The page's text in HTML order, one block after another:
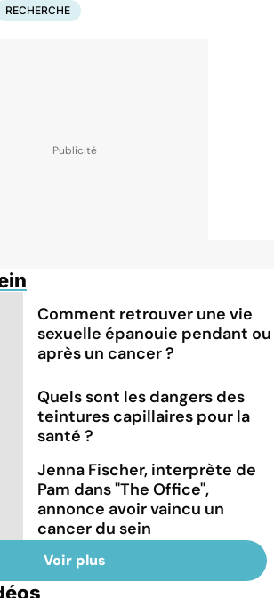
RECHERCHE
Comment retrouver une vie
sexuelle épanouie pendant ou
après un cancer ?
Quels sont les dangers des
teintures capillaires pour la
santé ?
Jenna Fischer, interprète de
Pam dans "The Office",
annonce avoir vaincu un
cancer du sein
Voir plus